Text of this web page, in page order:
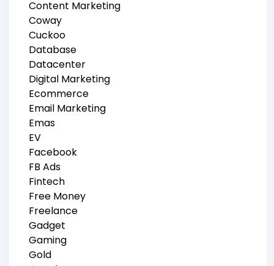
Content Marketing
Coway
Cuckoo
Database
Datacenter
Digital Marketing
Ecommerce
Email Marketing
Emas
EV
Facebook
FB Ads
Fintech
Free Money
Freelance
Gadget
Gaming
Gold